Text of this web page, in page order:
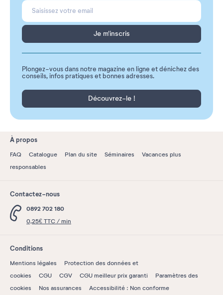
Je m'inscris
Plongez-vous dans notre magazine en ligne et dénichez des
conseils, infos pratiques et bonnes adresses.
Découvrez-le !
À propos
FAQ Catalogue Plan du site Séminaires
Vacances plus
responsables
Contactez-nous
0892 702 180
0,25€ TTC / min
Conditions
Mentions légales
Protection des données et
cookies
CGU CGV CGU meilleur prix garanti
Paramètres des
cookies
Nos assurances Accessibilité : Non conforme